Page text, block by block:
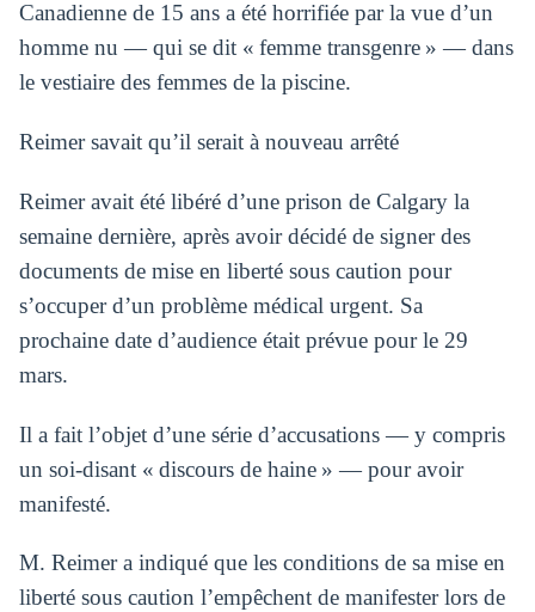
Canadienne de 15 ans a été horrifiée par la vue d’un
homme nu — qui se dit « femme transgenre » — dans
le vestiaire des femmes de la piscine.
Reimer savait qu’il serait à nouveau arrêté
Reimer avait été libéré d’une prison de Calgary la
semaine dernière, après avoir décidé de signer des
documents de mise en liberté sous caution pour
s’occuper d’un problème médical urgent. Sa
prochaine date d’audience était prévue pour le 29
mars.
Il a fait l’objet d’une série d’accusations — y compris
un soi-disant « discours de haine » — pour avoir
manifesté.
M. Reimer a indiqué que les conditions de sa mise en
liberté sous caution l’empêchent de manifester lors de